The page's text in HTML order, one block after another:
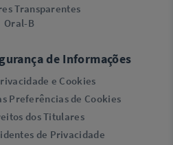
Transparentes
Oral-B
de Informações
e Cookies
Preferências de Cookies
dos Titulares
de Privacidade